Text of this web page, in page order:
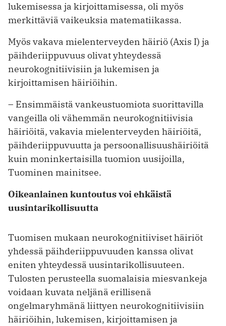
lukemisessa ja kirjoittamisessa, oli myös
merkittäviä vaikeuksia matematiikassa.
Myös vakava mielenterveyden häiriö (Axis I) ja
päihderiippuvuus olivat yhteydessä
neurokognitiivisiin ja lukemisen ja
kirjoittamisen häiriöihin.
– Ensimmäistä vankeustuomiota suorittavilla
vangeilla oli vähemmän neurokognitiivisia
häiriöitä, vakavia mielenterveyden häiriöitä,
päihderiippuvuutta ja persoonallisuushäiriöitä
kuin moninkertaisilla tuomion uusijoilla,
Tuominen mainitsee.
Oikeanlainen kuntoutus voi ehkäistä
uusintarikollisuutta
Tuomisen mukaan neurokognitiiviset häiriöt
yhdessä päihderiippuvuuden kanssa olivat
eniten yhteydessä uusintarikollisuuteen.
Tulosten perusteella suomalaisia miesvankeja
voidaan kuvata neljänä erillisenä
ongelmaryhmänä liittyen neurokognitiivisiin
häiriöihin, lukemisen, kirjoittamisen ja